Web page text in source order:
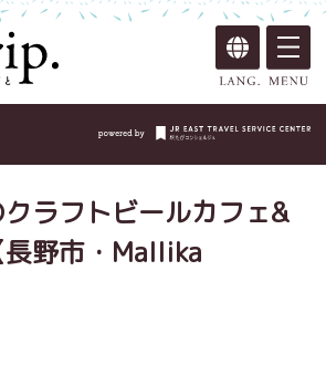
ラフトビールカフェ&
野市・Mallika